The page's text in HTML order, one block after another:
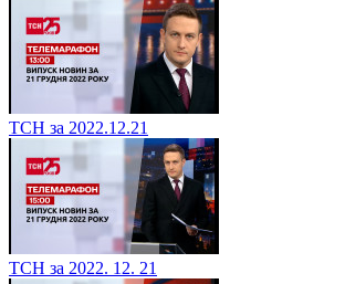
ТСН за 2022.12.21
ТСН за 2022. 12. 21